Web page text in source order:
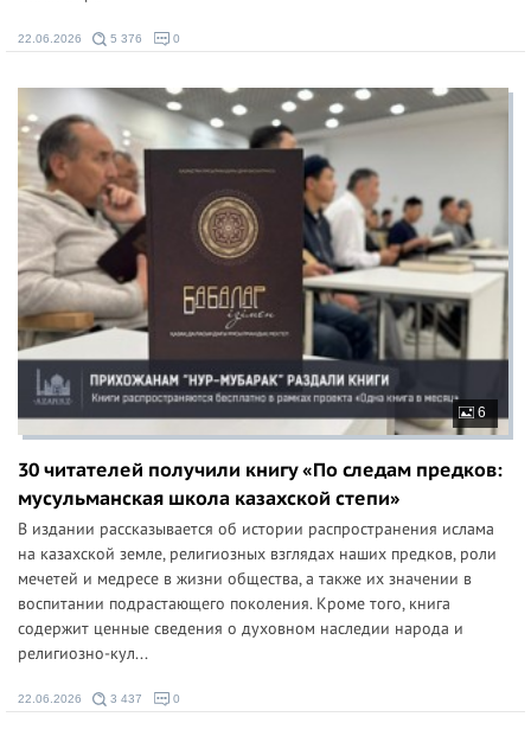
22.06.2026 5 376 0
6
30 читателей получили книгу «По следам предков:
мусульманская школа казахской степи»
В издании рассказывается об истории распространения ислама
на казахской земле, религиозных взглядах наших предков, роли
мечетей и медресе в жизни общества, а также их значении в
воспитании подрастающего поколения. Кроме того, книга
содержит ценные сведения о духовном наследии народа и
религиозно-кул...
22.06.2026 3 437 0